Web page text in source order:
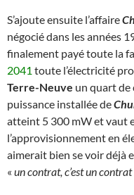
S’ajoute ensuite l’affaire
négocié dans les années
finalement payé toute la
2041 toute l’électricité
Terre-Neuve un quart de
puissance installée de
atteint 5 300 mW et vaut
l’approvisionnement en
aimerait bien se voir déjà
« un contrat, c’est un contrat